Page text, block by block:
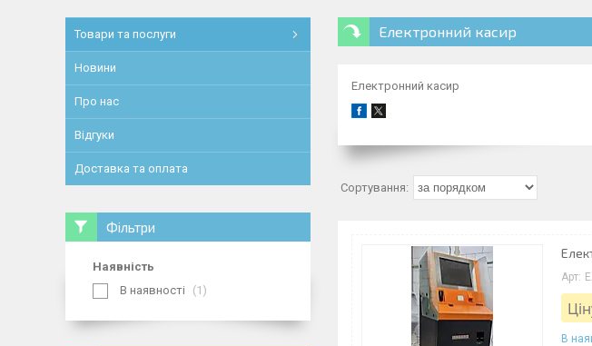
Електронний касир
Електронний касир
В
Товари та послуги
Новини
Про нас
Відгуки
Доставка та оплата
Фільтри
Наявність
В наявності
1